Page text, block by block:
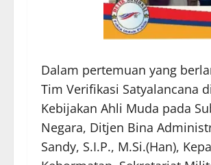
Dalam pertemuan yang
Tim Verifikasi Satyalancana
Kebijakan Ahli Muda pada
Negara, Ditjen Bina
Sandy, S.I.P., M.Si.(Han),